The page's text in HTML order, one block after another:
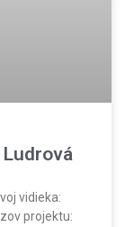
Ludrová
vidieka:
projektu: